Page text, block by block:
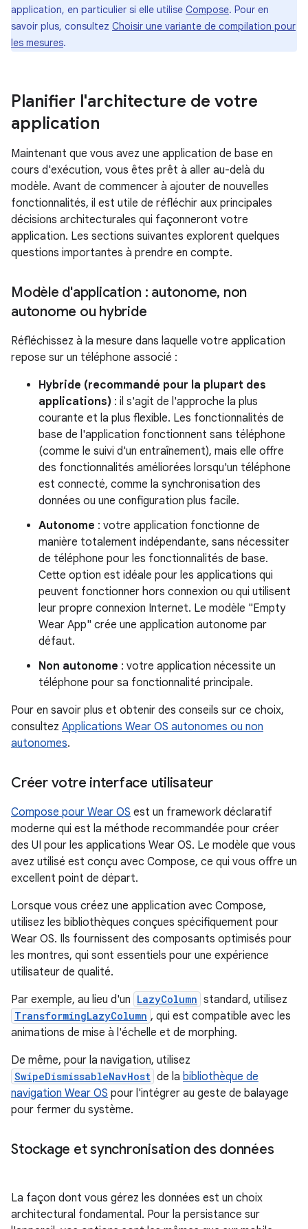
application, en particulier si elle utilise Compose. Pour en
savoir plus, consultez Choisir une variante de compilation pour
les mesures.
Planifier l'architecture de votre
application
Maintenant que vous avez une application de base en
cours d'exécution, vous êtes prêt à aller au-delà du
modèle. Avant de commencer à ajouter de nouvelles
fonctionnalités, il est utile de réfléchir aux principales
décisions architecturales qui façonneront votre
application. Les sections suivantes explorent quelques
questions importantes à prendre en compte.
Modèle d'application : autonome, non
autonome ou hybride
Réfléchissez à la mesure dans laquelle votre application
repose sur un téléphone associé :
Hybride (recommandé pour la plupart des
applications) : il s'agit de l'approche la plus
courante et la plus flexible. Les fonctionnalités de
base de l'application fonctionnent sans téléphone
(comme le suivi d'un entraînement), mais elle offre
des fonctionnalités améliorées lorsqu'un téléphone
est connecté, comme la synchronisation des
données ou une configuration plus facile.
Autonome : votre application fonctionne de
manière totalement indépendante, sans nécessiter
de téléphone pour les fonctionnalités de base.
Cette option est idéale pour les applications qui
peuvent fonctionner hors connexion ou qui utilisent
leur propre connexion Internet. Le modèle "Empty
Wear App" crée une application autonome par
défaut.
Non autonome : votre application nécessite un
téléphone pour sa fonctionnalité principale.
Pour en savoir plus et obtenir des conseils sur ce choix,
consultez Applications Wear OS autonomes ou non
autonomes.
Créer votre interface utilisateur
Compose pour Wear OS est un framework déclaratif
moderne qui est la méthode recommandée pour créer
des UI pour les applications Wear OS. Le modèle que vous
avez utilisé est conçu avec Compose, ce qui vous offre un
excellent point de départ.
Lorsque vous créez une application avec Compose,
utilisez les bibliothèques conçues spécifiquement pour
Wear OS. Ils fournissent des composants optimisés pour
les montres, qui sont essentiels pour une expérience
utilisateur de qualité.
Par exemple, au lieu d'un LazyColumn standard, utilisez
TransformingLazyColumn , qui est compatible avec les
animations de mise à l'échelle et de morphing.
De même, pour la navigation, utilisez
SwipeDismissableNavHost de la bibliothèque de
navigation Wear OS pour l'intégrer au geste de balayage
pour fermer du système.
Stockage et synchronisation des données
La façon dont vous gérez les données est un choix
architectural fondamental. Pour la persistance sur